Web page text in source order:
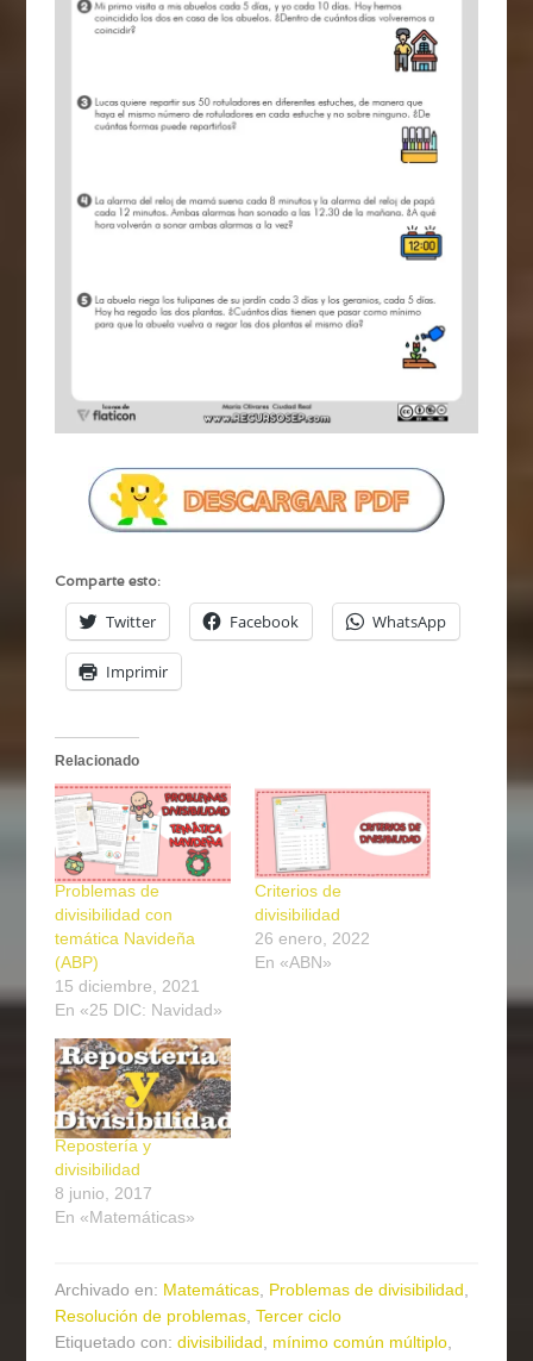
Comparte esto:
Twitter Facebook WhatsApp
Imprimir
Relacionado
Problemas de
divisibilidad con
temática Navideña
(ABP)
15 diciembre, 2021
En «25 DIC: Navidad»
Criterios de
divisibilidad
26 enero, 2022
En «ABN»
Repostería y
divisibilidad
8 junio, 2017
En «Matemáticas»
Archivado en: Matemáticas, Problemas de divisibilidad,
Resolución de problemas,Tercer ciclo
Etiquetado con:divisibilidad, mínimo común múltiplo,